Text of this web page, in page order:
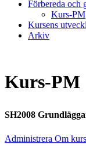
Förbereda och
Kurs-PM
Kursens
Arkiv
Kurs-PM
SH2008
Administrera Om